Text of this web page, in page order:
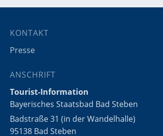
KONTAKT
Presse
ANSCHRIFT
Tourist-Information
Bayerisches Staatsbad Bad Steben
Badstraße 31 (in der Wandelhalle)
95138 Bad Steben